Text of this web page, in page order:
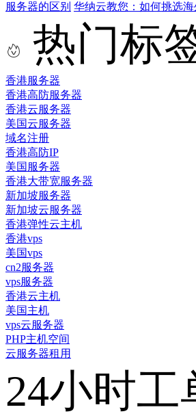
服务器的区别 华纳云教您：如何挑选海
热门标
香港服务器
香港高防服务器
香港云服务器
美国云服务器
域名注册
香港高防IP
美国服务器
香港大带宽服务器
新加坡服务器
新加坡云服务器
香港弹性云主机
香港vps
美国vps
cn2服务器
vps服务器
香港云主机
美国主机
vps云服务器
PHP主机空间
云服务器租用
24小时工